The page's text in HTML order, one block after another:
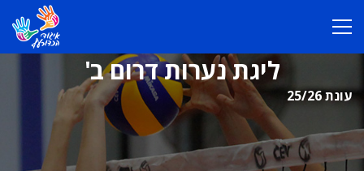
ליגת נערות דרום ב'
עונת 25/26